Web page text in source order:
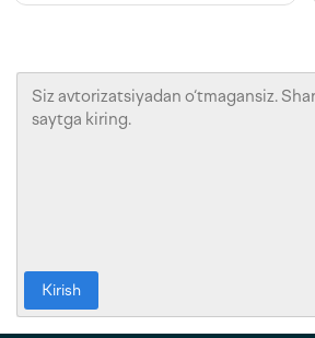
Kirish